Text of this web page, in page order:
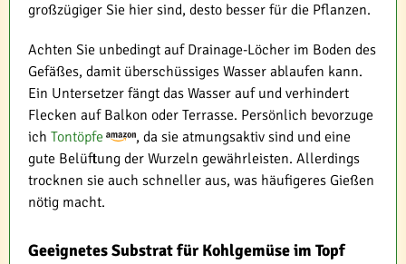
großzügiger Sie hier sind, desto besser für die Pflanzen.
Achten Sie unbedingt auf Drainage-Löcher im Boden des
Gefäßes, damit überschüssiges Wasser ablaufen kann.
Ein Untersetzer fängt das Wasser auf und verhindert
Flecken auf Balkon oder Terrasse. Persönlich bevorzuge
ich Tontöpfe
, da sie atmungsaktiv sind und eine
gute Belüftung der Wurzeln gewährleisten. Allerdings
trocknen sie auch schneller aus, was häufigeres Gießen
nötig macht.
Geeignetes Substrat für Kohlgemüse im Topf